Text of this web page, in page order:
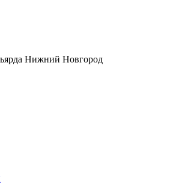
Нижний Новгород